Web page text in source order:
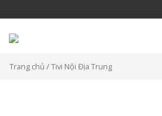
Trang chủ / Tivi Nội Địa Trung